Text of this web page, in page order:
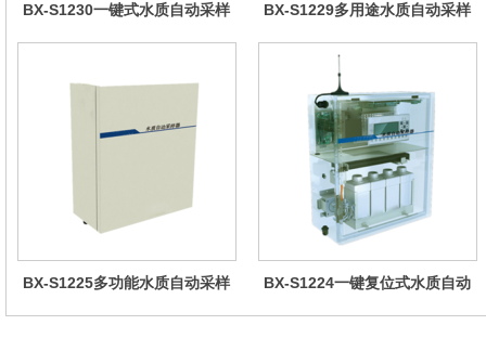
BX-S1230一键式水质自动采样
BX-S1229多用途水质自动采样
BX-S1225多功能水质自动采样
BX-S1224一键复位式水质自动